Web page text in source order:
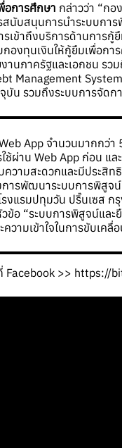
อการศึกษา กล่าวว่า “ก
บสนุนการนำระบบกา
ข้าถึงบริการด้านการกู้
องทุนเงินให้กู้ยืมเพื่อ
นภาครัฐและเอกชน ร
Management
บัน รวมถึงระบบการจัด
App จำนวนมากกว่
ผ่าน Web App ก่อน แล
ความสะดวกและมีประ
ารพัฒนาระบบการพิสู
แรมปทุมวัน ปริ๊นเซส
ข้อ “ระบบการพิสูจน์แ
วามเข้าใจในการขับเค
Facebook >> https://